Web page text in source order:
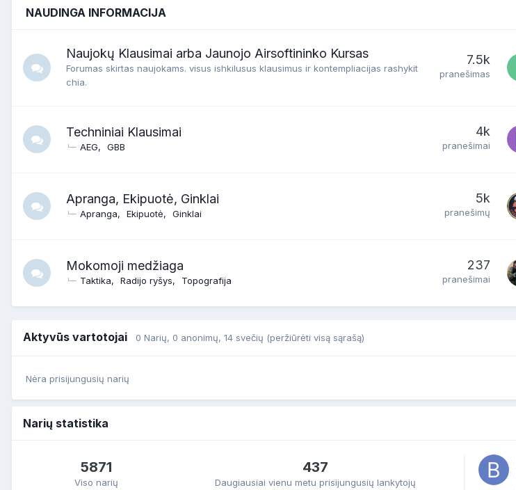
NAUDINGA INFORMACIJA
Naujokų Klausimai arba Jaunojo Airsoftininko Kursas
Forumas skirtas naujokams. visus ishkilusus klausimus ir kontempliacijas rashykit
chia.
7.5k
pranešimas
Techniniai Klausimai
AEG GBB
4k
pranešimai
Apranga, Ekipuotė, Ginklai
Apranga Ekipuotė Ginklai
5k
pranešimų
Mokomoji medžiaga
Taktika Radijo ryšys Topografija
237
pranešimai
Aktyvūs vartotojai 0 Narių, 0 anonimų, 14 svečių (peržiūrėti visą sąrašą)
Nėra prisijungusių narių
Narių statistika
5871
Viso narių
437
Daugiausiai vienu metu prisijungusių lankytojų